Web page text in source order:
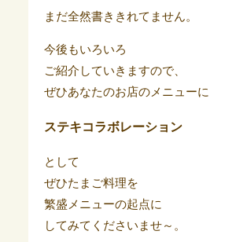
まだ全然書ききれてません。
今後もいろいろ
ご紹介していきますので、
ぜひあなたのお店のメニューに
ステキコラボレーション
として
ぜひたまご料理を
繁盛メニューの起点に
してみてくださいませ～。